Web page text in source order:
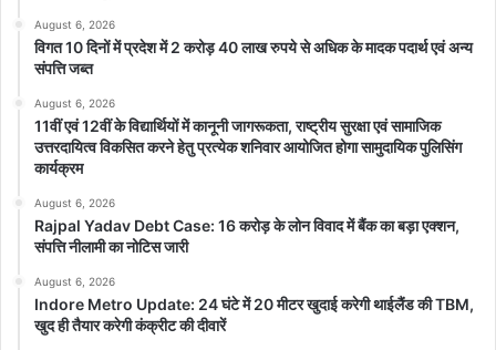
August 6, 2026
विगत 10 दिनों में प्रदेश में 2 करोड़ 40 लाख रुपये से अधिक के मादक पदार्थ एवं अन्य
संपत्ति जब्त
August 6, 2026
11वीं एवं 12वीं के विद्यार्थियों में कानूनी जागरूकता, राष्ट्रीय सुरक्षा एवं सामाजिक
उत्तरदायित्व विकसित करने हेतु प्रत्येक शनिवार आयोजित होगा सामुदायिक पुलिसिंग
कार्यक्रम
August 6, 2026
Rajpal Yadav Debt Case: 16 करोड़ के लोन विवाद में बैंक का बड़ा एक्शन,
संपत्ति नीलामी का नोटिस जारी
August 6, 2026
Indore Metro Update: 24 घंटे में 20 मीटर खुदाई करेगी थाईलैंड की TBM,
खुद ही तैयार करेगी कंक्रीट की दीवारें